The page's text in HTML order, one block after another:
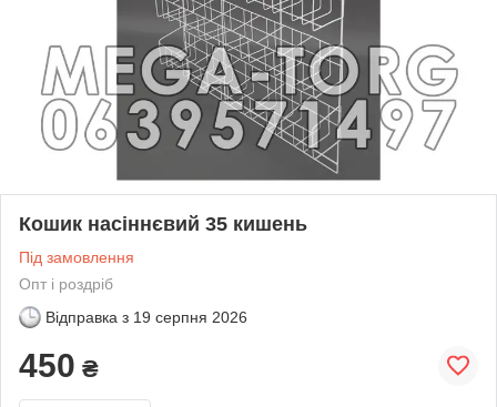
Кошик насіннєвий 35 кишень
Під замовлення
Опт і роздріб
Відправка з 19 серпня 2026
450 ₴